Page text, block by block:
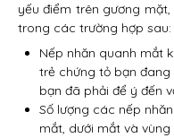
yếu điểm trên gương
trong các trường hợp sau:
Nếp nhăn quanh mắt
trẻ chứng tỏ bạn
bạn đã phải để ý đến
Số lượng các nếp
mắt, dưới mắt và